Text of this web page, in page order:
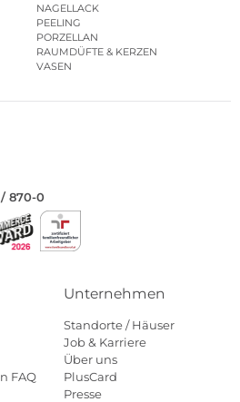
NAGELLACK
PEELING
PORZELLAN
RAUMDÜFTE & KERZEN
VASEN
/ 870-0
FAQ
Unternehmen
Standorte / Häuser
Job & Karriere
Über uns
PlusCard
Presse